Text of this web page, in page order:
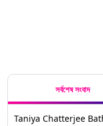
সর্বশেষ সংবাদ
Taniya Chatterjee Bathtub